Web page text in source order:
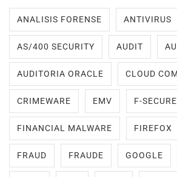
ANALISIS FORENSE ANTIVIRUS
AS/400 SECURITY AUDIT
AUDITORIA ORACLE CLOUD
CRIMEWARE EMV F-SECURE
FINANCIAL MALWARE FIREFOX
FRAUD FRAUDE GOOGLE